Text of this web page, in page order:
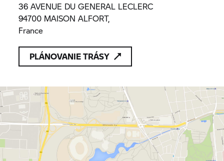
36 AVENUE DU GENERAL LECLERC
94700 MAISON ALFORT,
France
PLÁNOVANIE TRÁSY